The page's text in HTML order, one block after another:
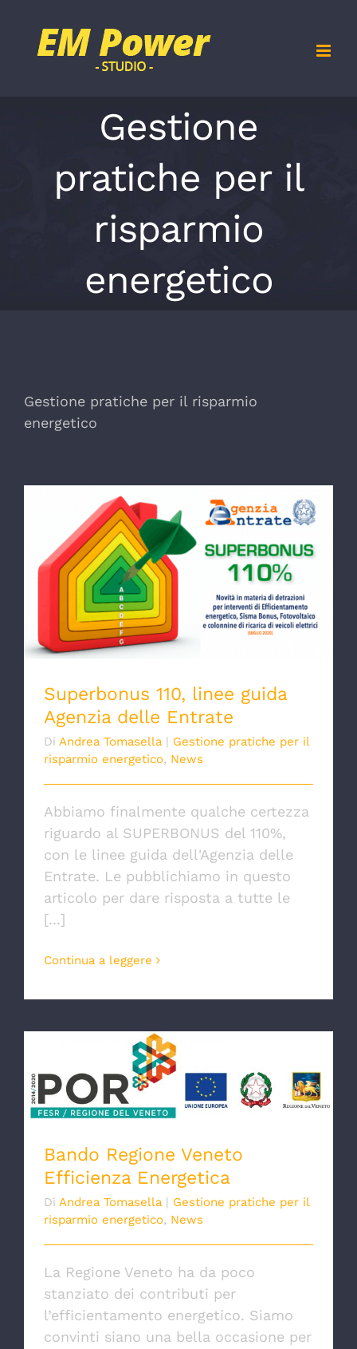
contenuto
Gestione
pratiche per il
risparmio
energetico
Gestione pratiche per il risparmio
energetico
Superbonus 110, linee guida Agenzia delle
Superbonus 110, linee guida
Agenzia delle Entrate
Di Andrea Tomasella | Gestione pratiche per il
risparmio energetico, News
Abbiamo finalmente qualche certezza
riguardo al SUPERBONUS del 110%,
con le linee guida dell'Agenzia delle
Entrate. Le pubblichiamo in questo
articolo per dare risposta a tutte le
[...]
Continua a leggere
Bando Regione Veneto Efficienza
Energetica
Bando Regione Veneto
Efficienza Energetica
Di Andrea Tomasella | Gestione pratiche per il
risparmio energetico, News
La Regione Veneto ha da poco
stanziato dei contributi per
l’efficientamento energetico. Siamo
convinti siano una bella occasione per